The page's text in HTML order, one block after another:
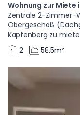
Wohnung zur Miete
Zentrale 2-Zimmer-
Obergeschoß
Kapfenberg zu
2
58.5m²